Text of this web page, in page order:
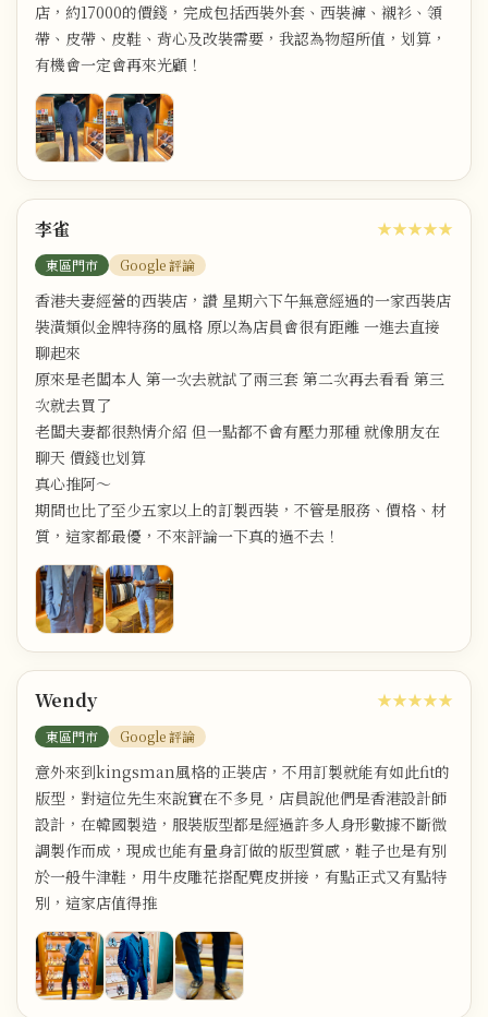
店，約17000的價錢，完成包括西裝外套、西裝褲、襯衫、領
帶、皮帶、皮鞋、背心及改裝需要，我認為物超所值，划算，
有機會一定會再來光顧！
李雀
東區門市 Google 評論
★★★★★
香港夫妻經營的西裝店，讚 星期六下午無意經過的一家西裝店
裝潢類似金牌特務的風格 原以為店員會很有距離 一進去直接
聊起來
原來是老闆本人 第一次去就試了兩三套 第二次再去看看 第三
次就去買了
老闆夫妻都很熱情介紹 但一點都不會有壓力那種 就像朋友在
聊天 價錢也划算
真心推阿～
期間也比了至少五家以上的訂製西裝，不管是服務、價格、材
質，這家都最優，不來評論一下真的過不去！
Wendy
東區門市 Google 評論
★★★★★
意外來到kingsman風格的正裝店，不用訂製就能有如此fit的
版型，對這位先生來說實在不多見，店員說他們是香港設計師
設計，在韓國製造，服裝版型都是經過許多人身形數據不斷微
調製作而成，現成也能有量身訂做的版型質感，鞋子也是有別
於一般牛津鞋，用牛皮雕花搭配麂皮拼接，有點正式又有點特
別，這家店值得推